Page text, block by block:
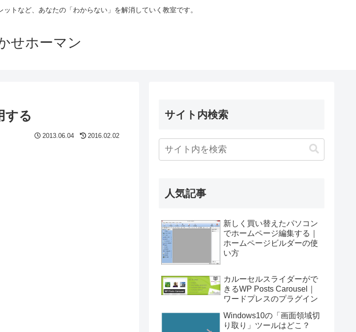
トなど、あなたの「わからない」を解消していく教室です。
せホーマン
する
2013.06.04 2016.02.02
サイト内検索
人気記事
新しく買い替えたパソコン
でホームページ編集する｜
ホームページビルダーの使
い方
カルーセルスライダーがで
きるWP Posts Carousel｜
ワードプレスのプラグイン
Windows10の「画面領域切
り取り」ツールはどこ？